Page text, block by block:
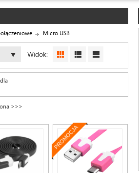
Micro USB
Widok:
>>>
PROMOCJA